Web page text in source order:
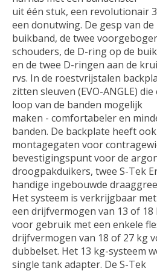
uit één stuk, een revolutionair
een donutwing. De gesp van de
buikband, de twee
schouders, de D-ring op de
en de twee D-ringen aan de
rvs. In de roestvrijstalen
zitten sleuven (EVO-ANGLE)
loop van de banden mogelijk
maken - comfortabeler en
banden. De backplate heeft ook
montagegaten voor
bevestigingspunt voor de
droogpakduikers, twee S-Tek
handige ingebouwde
Het systeem is verkrijgbaar
een drijfvermogen van 13 of 18
voor gebruik met een enkele
drijfvermogen van 18 of 27 kg
dubbelset. Het 13 kg-systeem
single tank adapter. De S-Tek